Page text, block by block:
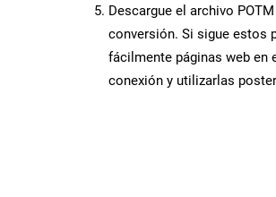
Descargue el archivo
conversión. Si sigue estos
fácilmente páginas web en
conexión y utilizarlas